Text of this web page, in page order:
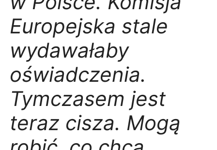
Europejska stale
wydawałaby
oświadczenia.
Tymczasem jest
teraz cisza. Mogą